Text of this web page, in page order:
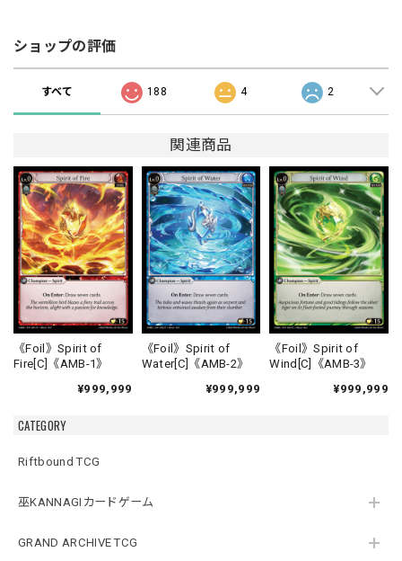
CATEGORY
Riftbound TCG
巫KANNAGIカードゲーム
GRAND ARCHIVE TCG
ショップの評価
すべて 188 4 2
関連商品
《Foil》Spirit of
Fire[C]《AMB-1》
¥999,999
《Foil》Spirit of
Water[C]《AMB-2》
¥999,999
《Foil》Spirit of
Wind[C]《AMB-3》
¥999,999